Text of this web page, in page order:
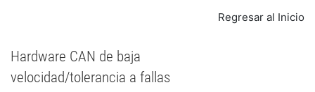
Regresar al Inicio
Hardware CAN de baja
velocidad/tolerancia a fallas